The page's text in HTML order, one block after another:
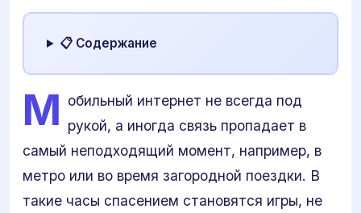
📋 Содержание
М обильный интернет не всегда под
рукой, а иногда связь пропадает в
самый неподходящий момент, например, в
метро или во время загородной поездки. В
такие часы спасением становятся игры, не